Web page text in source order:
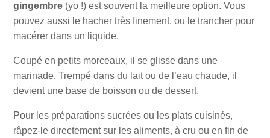
gingembre(yo !) est souvent la meilleure option. Vous
pouvez aussi le hacher très finement, ou le trancher pour
macérer dans un liquide.
Coupé en petits morceaux, il se glisse dans une
marinade. Trempé dans du lait ou de l’eau chaude, il
devient une base de boisson ou de dessert.
Pour les préparations sucrées ou les plats cuisinés,
râpez-le directement sur les aliments, à cru ou en fin de